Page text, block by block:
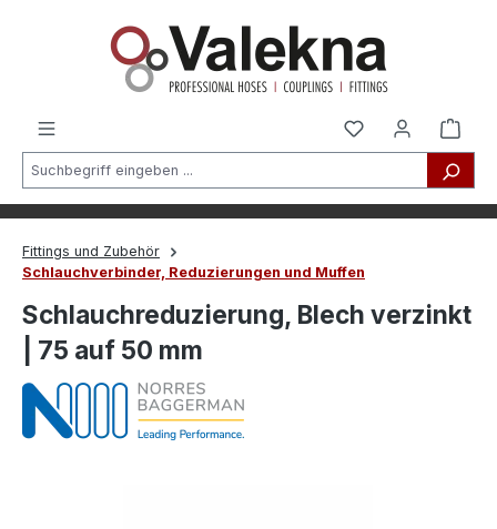
Fittings und Zubehör
Schlauchverbinder, Reduzierungen und Muffen
Schlauchreduzierung, Blech verzinkt
| 75 auf 50 mm